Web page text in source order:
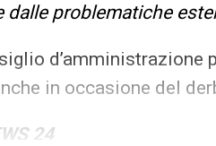
problematiche
d’amministrazione
in occasione del
24